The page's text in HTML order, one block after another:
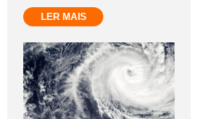
LER MAIS